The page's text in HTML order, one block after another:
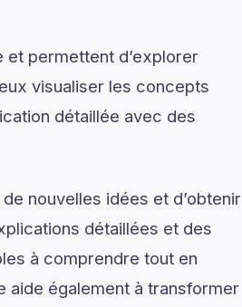
permettent d’explorer
visualiser les concepts
détaillée avec des
nouvelles idées et d’obtenir
détaillées et des
à comprendre tout en
aide également à transformer